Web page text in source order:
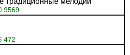
9569
472